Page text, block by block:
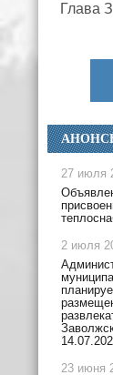
Глава
27 июля
2 июля
23 июня